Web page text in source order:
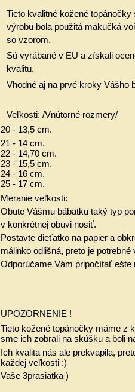
Tieto kvalitné kožené
výrobu bola použitá mäkučká
so vzorom.
Sú vyrábané v EU a získali
kvalitu.
Vhodné aj na prvé kroky Vášho
Veľkosti: /Vnútorné rozmery/
20 - 13,5 cm.
21 - 14 cm.
22 - 14,70 cm.
23 - 15,5 cm.
24 - 16 cm.
25 - 17 cm.
Meranie veľkosti:
Obute Vášmu bábätku taký typ
v konkrétnej obuvi nosiť.
Postavte dieťatko na papier a
málinko odlišná, preto je
Odporúčame Vám pripočítať ešte
UPOZORNENIE !
Tieto kožené topánočky máme z
sme ich zobrali na skúšku a boli
Ich kvalita nás ale prekvapila,
každej veľkosti :)
Vaše 3prasiatka )